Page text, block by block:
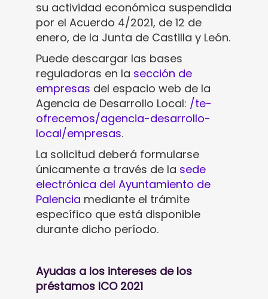
su actividad económica suspendida
por el Acuerdo 4/2021, de 12 de
enero, de la Junta de Castilla y León.
Puede descargar las bases
reguladoras en la sección de
empresas del espacio web de la
Agencia de Desarrollo Local: /te-
ofrecemos/agencia-desarrollo-
local/empresas.
La solicitud deberá formularse
únicamente a través de la sede
electrónica del Ayuntamiento de
Palencia mediante el trámite
específico que está disponible
durante dicho período.
Ayudas a los intereses de los
préstamos ICO 2021